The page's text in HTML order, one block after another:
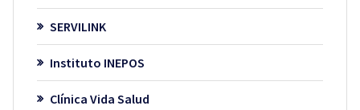
SERVILINK
Instituto INEPOS
Clínica Vida Salud